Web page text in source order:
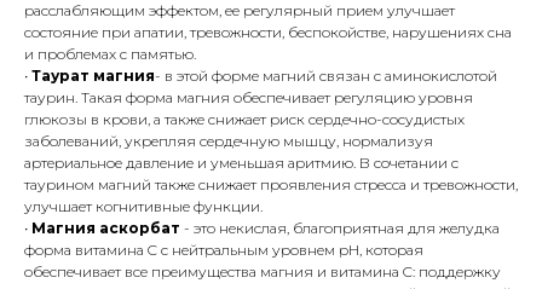
расслабляющим эффектом, ее регулярный прием улучшает
состояние при апатии, тревожности, беспокойстве, нарушениях сна
и проблемах с памятью.
• Таурат магния- в этой форме магний связан с аминокислотой
таурин. Такая форма магния обеспечивает регуляцию уровня
глюкозы в крови, а также снижает риск сердечно-сосудистых
заболеваний, укрепляя сердечную мышцу, нормализуя
артериальное давление и уменьшая аритмию. В сочетании с
таурином магний также снижает проявления стресса и тревожности,
улучшает когнитивные функции.
• Магния аскорбат - это некислая, благоприятная для желудка
форма витамина C с нейтральным уровнем pH, которая
обеспечивает все преимущества магния и витамина C: поддержку